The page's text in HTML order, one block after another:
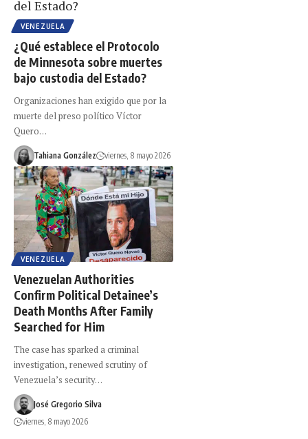
VENEZUELA
¿Qué establece el Protocolo
de Minnesota sobre muertes
bajo custodia del Estado?
Organizaciones han exigido que por la
muerte del preso político Víctor
Quero…
Tahiana González viernes, 8 mayo 2026
VENEZUELA
Venezuelan Authorities
Confirm Political Detainee’s
Death Months After Family
Searched for Him
The case has sparked a criminal
investigation, renewed scrutiny of
Venezuela’s security…
José Gregorio Silva
viernes, 8 mayo 2026